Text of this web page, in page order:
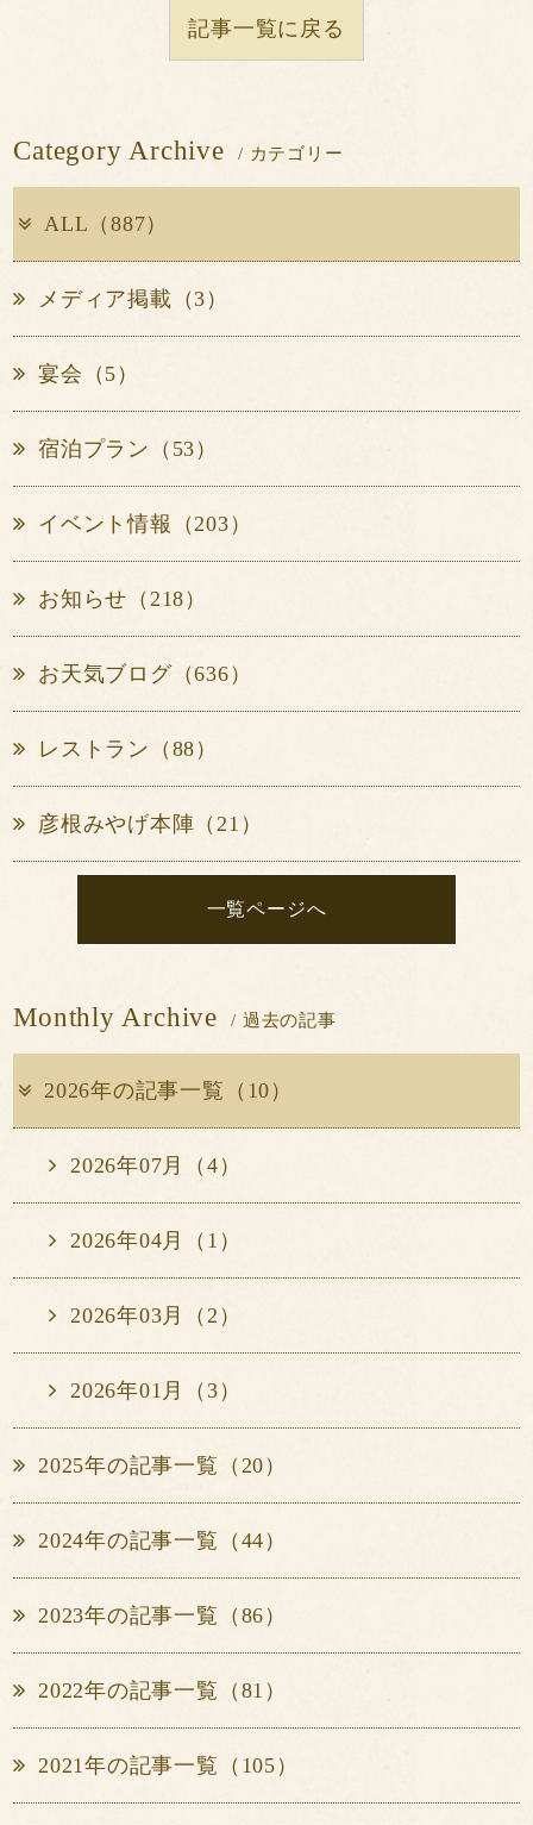
記事一覧に戻る
Category Archive / カテゴリー
ALL（887）
メディア掲載（3）
宴会（5）
宿泊プラン（53）
イベント情報（203）
お知らせ（218）
お天気ブログ（636）
レストラン（88）
彦根みやげ本陣（21）
一覧ページへ
Monthly Archive / 過去の記事
2026年の記事一覧（10）
2026年07月（4）
2026年04月（1）
2026年03月（2）
2026年01月（3）
2025年の記事一覧（20）
2024年の記事一覧（44）
2023年の記事一覧（86）
2022年の記事一覧（81）
2021年の記事一覧（105）